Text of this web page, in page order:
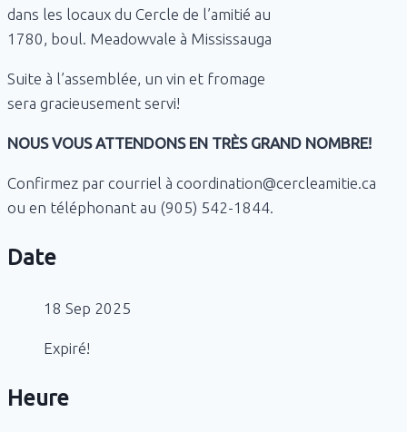
dans les locaux du Cercle de l’amitié au
1780, boul. Meadowvale à Mississauga
Suite à l’assemblée, un vin et fromage
sera gracieusement servi!
NOUS VOUS ATTENDONS EN TRÈS GRAND NOMBRE!
Confirmez par courriel à coordination@cercleamitie.ca
ou en téléphonant au (905) 542-1844.
Date
18 Sep 2025
Expiré!
Heure